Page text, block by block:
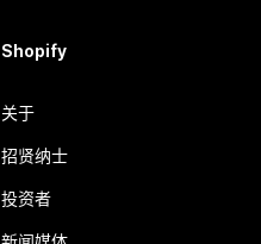
Shopify
关于
招贤纳士
投资者